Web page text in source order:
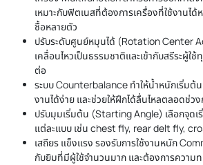
เหมาะกับฟิตเนสที่ต้องการเครื่องที่ใช้งานได้
ซื้อหลายตัว
ปรับระดับศูนย์หมุนได้ (Rotation Center
เคลื่อนไหวเป็นธรรมชาติและเข้ากับสรีระผู้
ต่อ
ระบบ Counterbalance ทำให้น้ำหนักเริ่มต้น
งานได้ง่าย และช่วยให้ฝึกได้ลื่นไหลตลอดช่ว
ปรับมุมเริ่มต้น (Starting Angle) เลือกจุดเ
แต่ละแบบ เช่น chest fly, rear delt fly,
เสถียร แข็งแรง รองรับการใช้งานหนัก
กับยิมที่มีผู้ใช้จำนวนมาก และต้องการความท